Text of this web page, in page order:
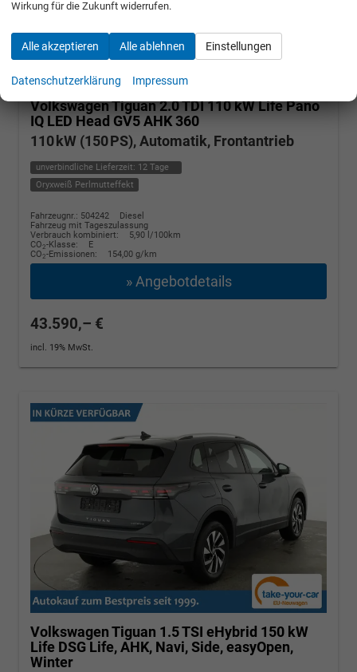
Volkswagen Tiguan2.0 TDI 110 kW Life Pano
IQ LED Head GV5 AHK 360
110 kW (150 PS), Automatik, Frontantrieb
unverbindliche Lieferzeit: 12 Tage
Oryxweiß Perlmutteffekt
Fahrzeugnr.: 504242
Diesel
Fahrzeug mit Tageszulassung
Verbrauch kombiniert:
5,90 l/100km
CO2-Klasse:
E
CO2-Emissionen: 154,00 g/km
» Angebotdetails
43.590,– €
incl. 19% MwSt.
Volkswagen Tiguan 1.5 TSI eHybrid 150 kW
Life DSG Life, AHK, Navi, Side, easyOpen,
Winter
Wirkung für die Zukunft widerrufen.
Alle akzeptieren Alle ablehnen Einstellungen
Datenschutzerklärung Impressum